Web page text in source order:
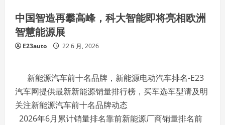
中国智造再攀高峰，科大智能即将亮相欧洲
智慧能源展
E23auto 22 6 月, 2026
新能源汽车前十名品牌，新能源电动汽车排名-E23
汽车网提供最新新能源销量排行榜，买车选车型请及明
关注新能源汽车前十名品牌动态
2026年6月累计销量排名靠前新能源厂商销量排名前